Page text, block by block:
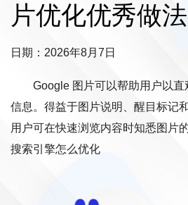
片优化优秀做法
日期：2026年8月7日
Google 图片可以帮助用户以
信息。得益于图片说明、醒目标记
用户可在快速浏览内容时知悉图片
搜索引擎怎么优化